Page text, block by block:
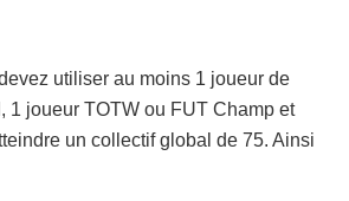
utiliser au moins 1 joueur de
1 joueur TOTW ou FUT Champ et
un collectif global de 75. Ainsi